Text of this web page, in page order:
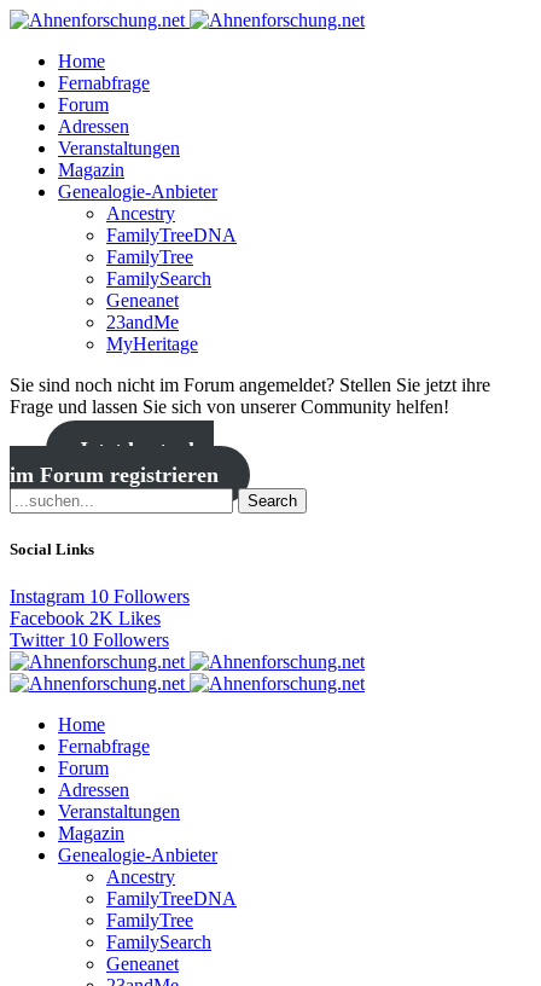
Home
Fernabfrage
Forum
Adressen
Veranstaltungen
Magazin
Genealogie-Anbieter
Ancestry
FamilyTreeDNA
FamilyTree
FamilySearch
Geneanet
23andMe
MyHeritage
Sie sind noch nicht im Forum angemeldet? Stellen Sie jetzt ihre
Frage und lassen Sie sich von unserer Community helfen!
Jetzt kostenlos
im Forum registrieren
Search
Social Links
Instagram 10 Followers
Facebook 2K Likes
Twitter 10 Followers
Home
Fernabfrage
Forum
Adressen
Veranstaltungen
Magazin
Genealogie-Anbieter
Ancestry
FamilyTreeDNA
FamilyTree
FamilySearch
Geneanet